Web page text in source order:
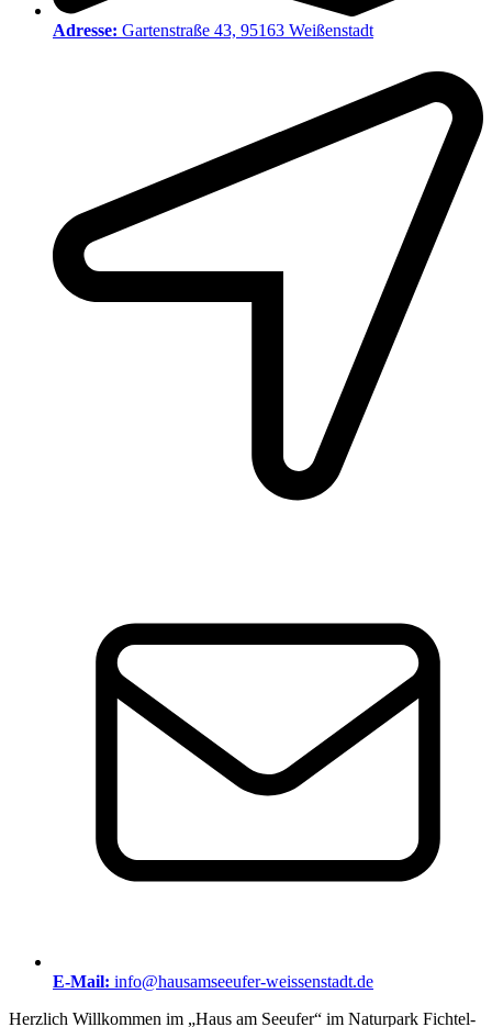
Adresse: Gartenstraße 43, 95163 Weißenstadt
E-Mail: info@hausamseeufer-weissenstadt.de
Herz­lich Will­kom­men im „Haus am See­ufer“ im Natur­park Fich­tel­